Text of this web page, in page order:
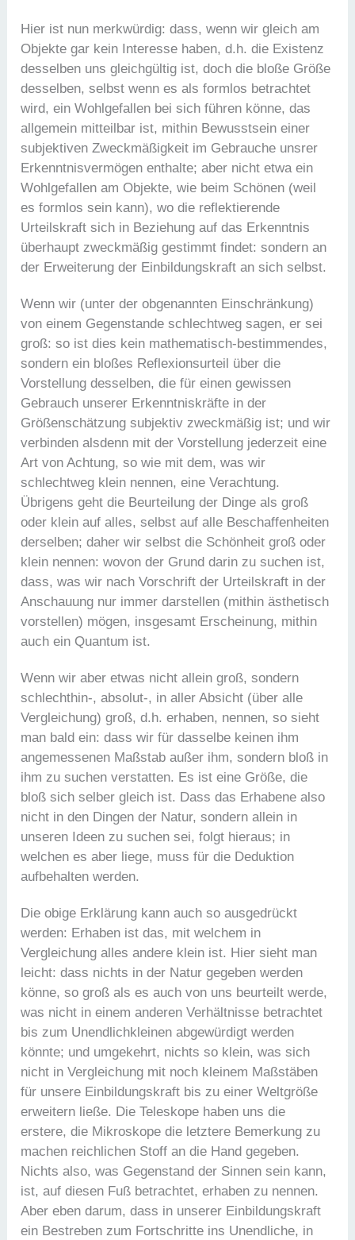
Hier ist nun merkwürdig: dass, wenn wir gleich am
Objekte gar kein Interesse haben, d.h. die Existenz
desselben uns gleichgültig ist, doch die bloße Größe
desselben, selbst wenn es als formlos betrachtet
wird, ein Wohlgefallen bei sich führen könne, das
allgemein mitteilbar ist, mithin Bewusstsein einer
subjektiven Zweckmäßigkeit im Gebrauche unsrer
Erkenntnisvermögen enthalte; aber nicht etwa ein
Wohlgefallen am Objekte, wie beim Schönen (weil
es formlos sein kann), wo die reflektierende
Urteilskraft sich in Beziehung auf das Erkenntnis
überhaupt zweckmäßig gestimmt findet: sondern an
der Erweiterung der Einbildungskraft an sich selbst.
Wenn wir (unter der obgenannten Einschränkung)
von einem Gegenstande schlechtweg sagen, er sei
groß: so ist dies kein mathematisch-bestimmendes,
sondern ein bloßes Reflexionsurteil über die
Vorstellung desselben, die für einen gewissen
Gebrauch unserer Erkenntniskräfte in der
Größenschätzung subjektiv zweckmäßig ist; und wir
verbinden alsdenn mit der Vorstellung jederzeit eine
Art von Achtung, so wie mit dem, was wir
schlechtweg klein nennen, eine Verachtung.
Übrigens geht die Beurteilung der Dinge als groß
oder klein auf alles, selbst auf alle Beschaffenheiten
derselben; daher wir selbst die Schönheit groß oder
klein nennen: wovon der Grund darin zu suchen ist,
dass, was wir nach Vorschrift der Urteilskraft in der
Anschauung nur immer darstellen (mithin ästhetisch
vorstellen) mögen, insgesamt Erscheinung, mithin
auch ein Quantum ist.
Wenn wir aber etwas nicht allein groß, sondern
schlechthin-, absolut-, in aller Absicht (über alle
Vergleichung) groß, d.h. erhaben, nennen, so sieht
man bald ein: dass wir für dasselbe keinen ihm
angemessenen Maßstab außer ihm, sondern bloß in
ihm zu suchen verstatten. Es ist eine Größe, die
bloß sich selber gleich ist. Dass das Erhabene also
nicht in den Dingen der Natur, sondern allein in
unseren Ideen zu suchen sei, folgt hieraus; in
welchen es aber liege, muss für die Deduktion
aufbehalten werden.
Die obige Erklärung kann auch so ausgedrückt
werden: Erhaben ist das, mit welchem in
Vergleichung alles andere klein ist. Hier sieht man
leicht: dass nichts in der Natur gegeben werden
könne, so groß als es auch von uns beurteilt werde,
was nicht in einem anderen Verhältnisse betrachtet
bis zum Unendlichkleinen abgewürdigt werden
könnte; und umgekehrt, nichts so klein, was sich
nicht in Vergleichung mit noch kleinem Maßstäben
für unsere Einbildungskraft bis zu einer Weltgröße
erweitern ließe. Die Teleskope haben uns die
erstere, die Mikroskope die letztere Bemerkung zu
machen reichlichen Stoff an die Hand gegeben.
Nichts also, was Gegenstand der Sinnen sein kann,
ist, auf diesen Fuß betrachtet, erhaben zu nennen.
Aber eben darum, dass in unserer Einbildungskraft
ein Bestreben zum Fortschritte ins Unendliche, in